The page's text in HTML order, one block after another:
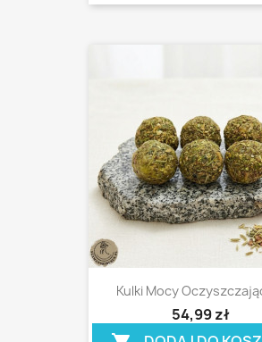
Kulki Mocy
54,99 zł